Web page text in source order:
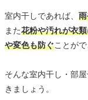
室内干しであれば、
また花粉や汚れが衣
や変色も防ぐことがで
そんな室内干し・部
きましょう。